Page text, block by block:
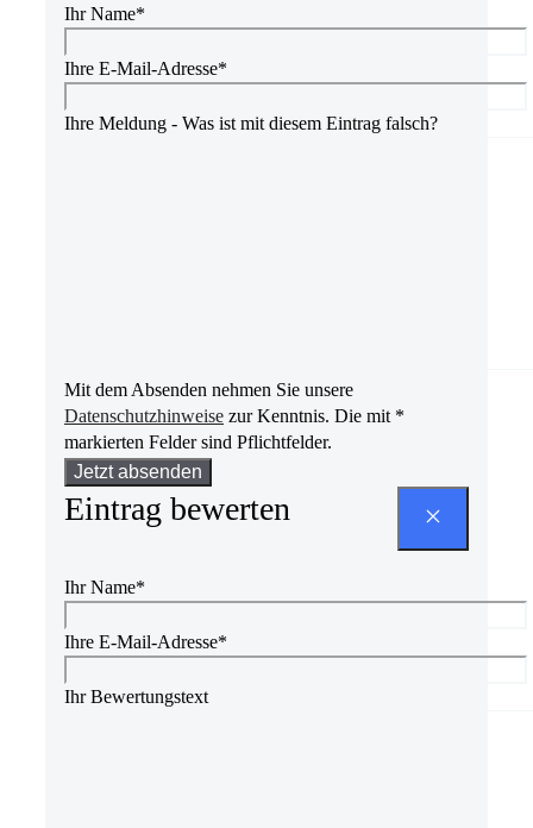
Ihr Name*
Ihre E-Mail-Adresse*
Ihre Meldung - Was ist mit diesem Eintrag falsch?
Mit dem Absenden nehmen Sie unsere
Datenschutzhinweise zur Kenntnis. Die mit *
markierten Felder sind Pflichtfelder.
Bitte
lasse
dieses
Eintrag bewerten
Ihr Name*
Ihre E-Mail-Adresse*
Ihr Bewertungstext